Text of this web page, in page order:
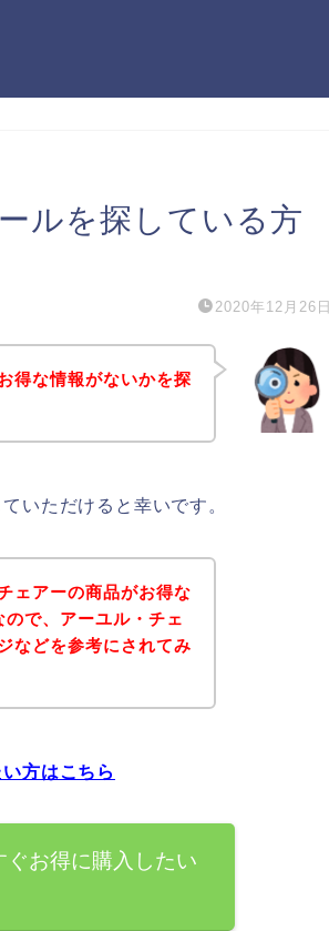
ルを探している方
2020年12月26日
得な情報がないかを探
いただけると幸いです。
ェアーの商品がお得な
で、アーユル・チェ
などを参考にされてみ
方はこちら
お得に購入したい